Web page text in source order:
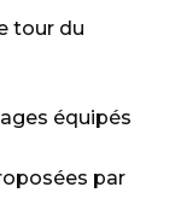
tour du
équipés
par